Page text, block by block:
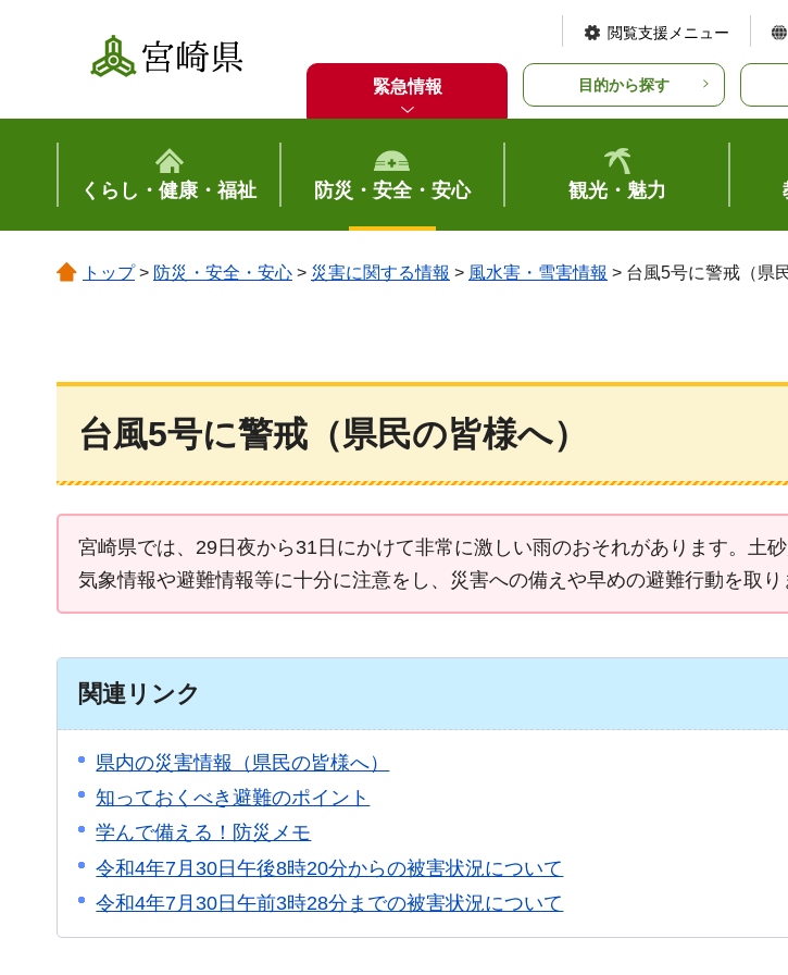
宮崎県
閲覧支援メニュー
緊急情報 目的から探す
くらし・健康・福祉 防災・安全・安心 観光・魅力
トップ> 防災・安全・安心 > 災害に関する情報 > 風水害・雪害情報 > 台風5号に警戒（県
台風5号に警戒（県民の皆様へ）
宮崎県では、29日夜から31日にかけて非常に激しい雨のおそれがあります。土
気象情報や避難情報等に十分に注意をし、災害への備えや早めの避難行動を取り
関連リンク
県内の災害情報（県民の皆様へ）
知っておくべき避難のポイント
学んで備える！防災メモ
令和4年7月30日午後8時20分からの被害状況について
令和4年7月30日午前3時28分までの被害状況について